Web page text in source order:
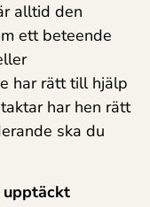
alltid den
ett beteende
har rätt till hjälp
har hen rätt
ska du
upptäckt